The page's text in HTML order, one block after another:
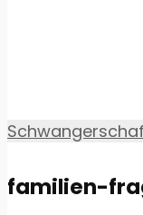
familien-